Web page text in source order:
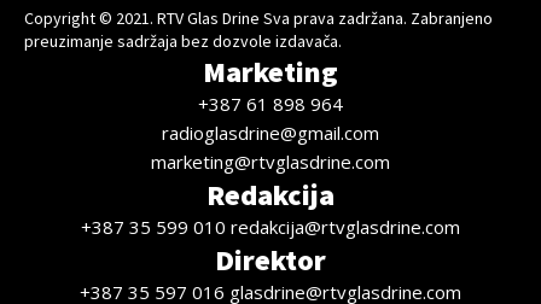
Copyright © 2021. RTV Glas Drine Sva prava zadržana. Zabranjeno
preuzimanje sadržaja bez dozvole izdavača.
Marketing
+387 61 898 964
radioglasdrine@gmail.com
marketing@rtvglasdrine.com
Redakcija
+387 35 599 010 redakcija@rtvglasdrine.com
Direktor
+387 35 597 016 glasdrine@rtvglasdrine.com